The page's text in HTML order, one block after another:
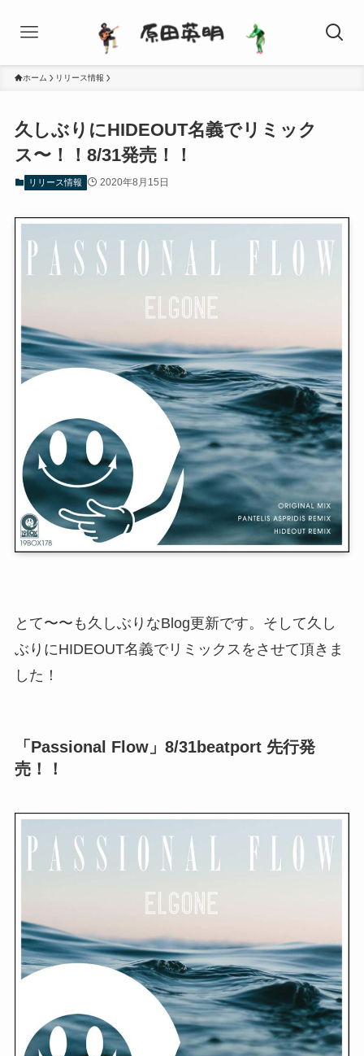
ホーム リリース情報
久しぶりにHIDEOUT名義でリミック
ス〜！！8/31発売！！
リリース情報 2020年8月15日
とて〜〜も久しぶりなBlog更新です。そして久し
ぶりにHIDEOUT名義でリミックスをさせて頂きま
した！
「Passional Flow」8/31beatport 先行発
売！！